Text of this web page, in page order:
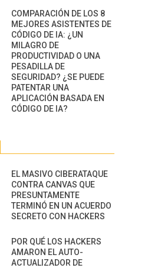
COMPARACIÓN DE LOS 8
MEJORES ASISTENTES DE
CÓDIGO DE IA: ¿UN
MILAGRO DE
PRODUCTIVIDAD O UNA
PESADILLA DE
SEGURIDAD? ¿SE PUEDE
PATENTAR UNA
APLICACIÓN BASADA EN
CÓDIGO DE IA?
EL MASIVO CIBERATAQUE
CONTRA CANVAS QUE
PRESUNTAMENTE
TERMINÓ EN UN ACUERDO
SECRETO CON HACKERS
POR QUÉ LOS HACKERS
AMARON EL AUTO-
ACTUALIZADOR DE